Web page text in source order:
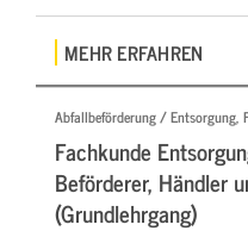
MEHR ERFAHREN
Abfallbeförderung / Entsorgung,
Fachkunde
Beförderer, Händler
(Grundlehrgang)